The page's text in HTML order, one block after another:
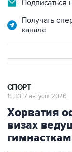
Хорватия
визах